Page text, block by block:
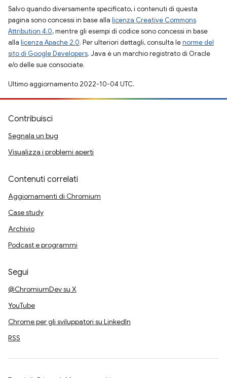
Salvo quando diversamente specificato, i contenuti di questa
pagina sono concessi in base alla licenza Creative Commons
Attribution 4.0, mentre gli esempi di codice sono concessi in base
alla licenza Apache 2.0. Per ulteriori dettagli, consulta lenorme del
sito di Google Developers. Java è un marchio registrato di Oracle
e/o delle sue consociate.
Ultimo aggiornamento 2022-10-04 UTC.
Contribuisci
Segnala un bug
Visualizza i problemi aperti
Contenuti correlati
Aggiornamenti di Chromium
Case study
Archivio
Podcast e programmi
Segui
@ChromiumDev su X
YouTube
Chrome per gli sviluppatori su LinkedIn
RSS